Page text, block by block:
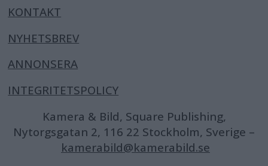
KONTAKT
NYHETSBREV
ANNONSERA
INTEGRITETSPOLICY
Kamera & Bild, Square Publishing,
Nytorgsgatan 2, 116 22 Stockholm, Sverige –
kamerabild@kamerabild.se